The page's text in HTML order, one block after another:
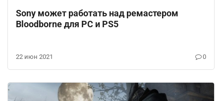
Sony может работать над ремастером
Bloodborne для PC и PS5
22 июн 2021 0